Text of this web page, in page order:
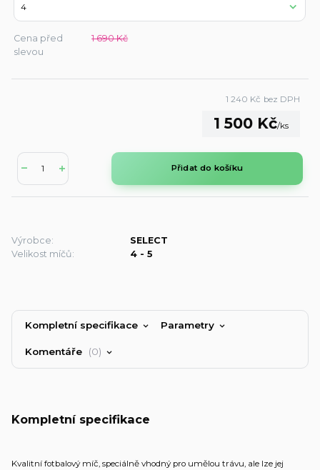
Cena před
slevou
1 690 Kč
1 500 Kč/ks
1 240 Kč bez DPH
Přidat do košíku
Výrobce:
SELECT
Velikost míčů:
4 - 5
Kompletní specifikace Parametry
Komentáře 0
Kompletní specifikace
Kvalitní fotbalový míč, speciálně vhodný pro umělou trávu, ale lze jej